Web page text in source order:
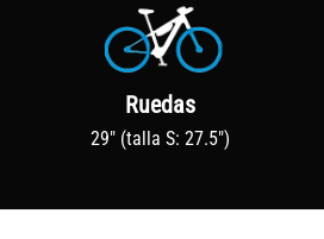
Ruedas
29″ (talla S: 27.5″)